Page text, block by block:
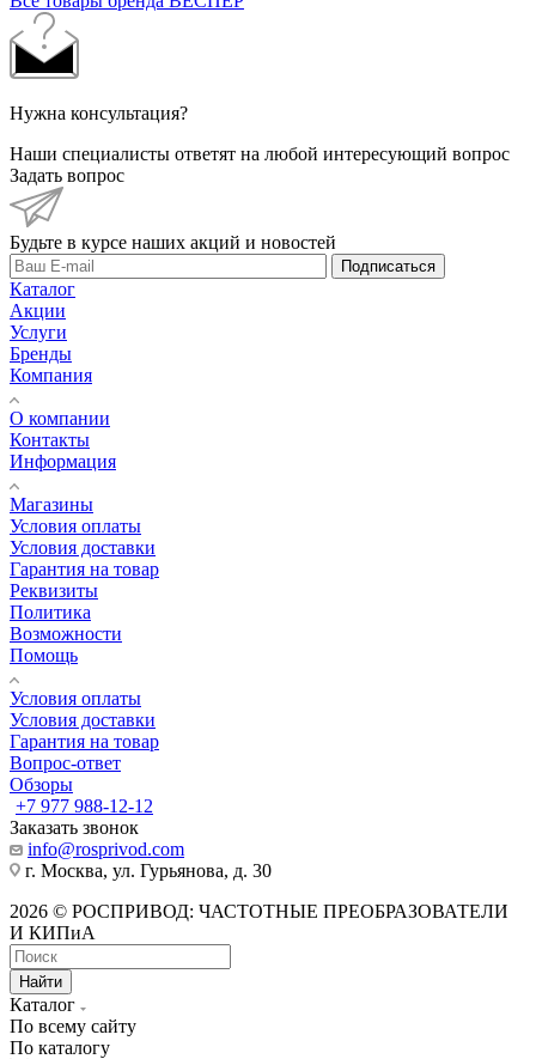
Нужна консультация?
Наши специалисты ответят на любой интересующий вопрос
Задать вопрос
Будьте в курсе наших акций и новостей
Подписаться
Каталог
Акции
Услуги
Бренды
Компания
О компании
Контакты
Информация
Магазины
Условия оплаты
Условия доставки
Гарантия на товар
Реквизиты
Политика
Возможности
Помощь
Условия оплаты
Условия доставки
Гарантия на товар
Вопрос-ответ
Обзоры
+7 977 988-12-12
Заказать звонок
info@rosprivod.com
г. Москва, ул. Гурьянова, д. 30
2026 © РОСПРИВОД: ЧАСТОТНЫЕ ПРЕОБРАЗОВАТЕЛИ
И КИПиА
Найти
Каталог
По всему сайту
По каталогу